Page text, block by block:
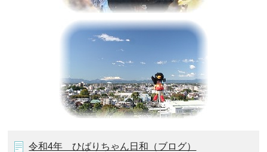
令和4年 ひばりちゃん日和（ブログ）